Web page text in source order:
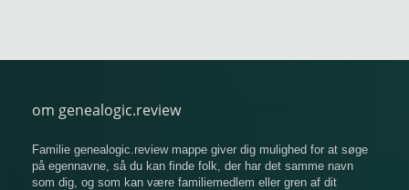
om genealogic.review
Familie genealogic.review mappe giver dig mulighed for at søge
på egennavne, så du kan finde folk, der har det samme navn
som dig, og som kan være familiemedlem eller gren af ​​dit